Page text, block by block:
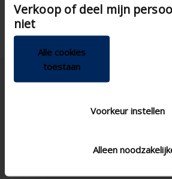
van hun services.
Verkoop of deel mijn
niet
Alle cookies
toestaan
Voorkeur instellen
Alleen